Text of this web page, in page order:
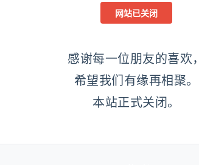
网站已关闭
感谢每一位朋友的喜欢，
希望我们有缘再相聚。
本站正式关闭。